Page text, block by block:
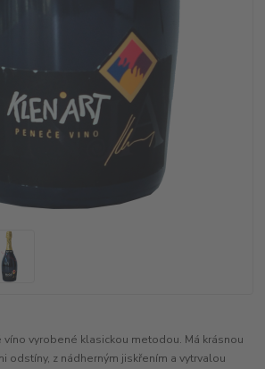
víno vyrobené klasickou metodou. Má krásnou
odstíny, z nádherným jiskřením a vytrvalou